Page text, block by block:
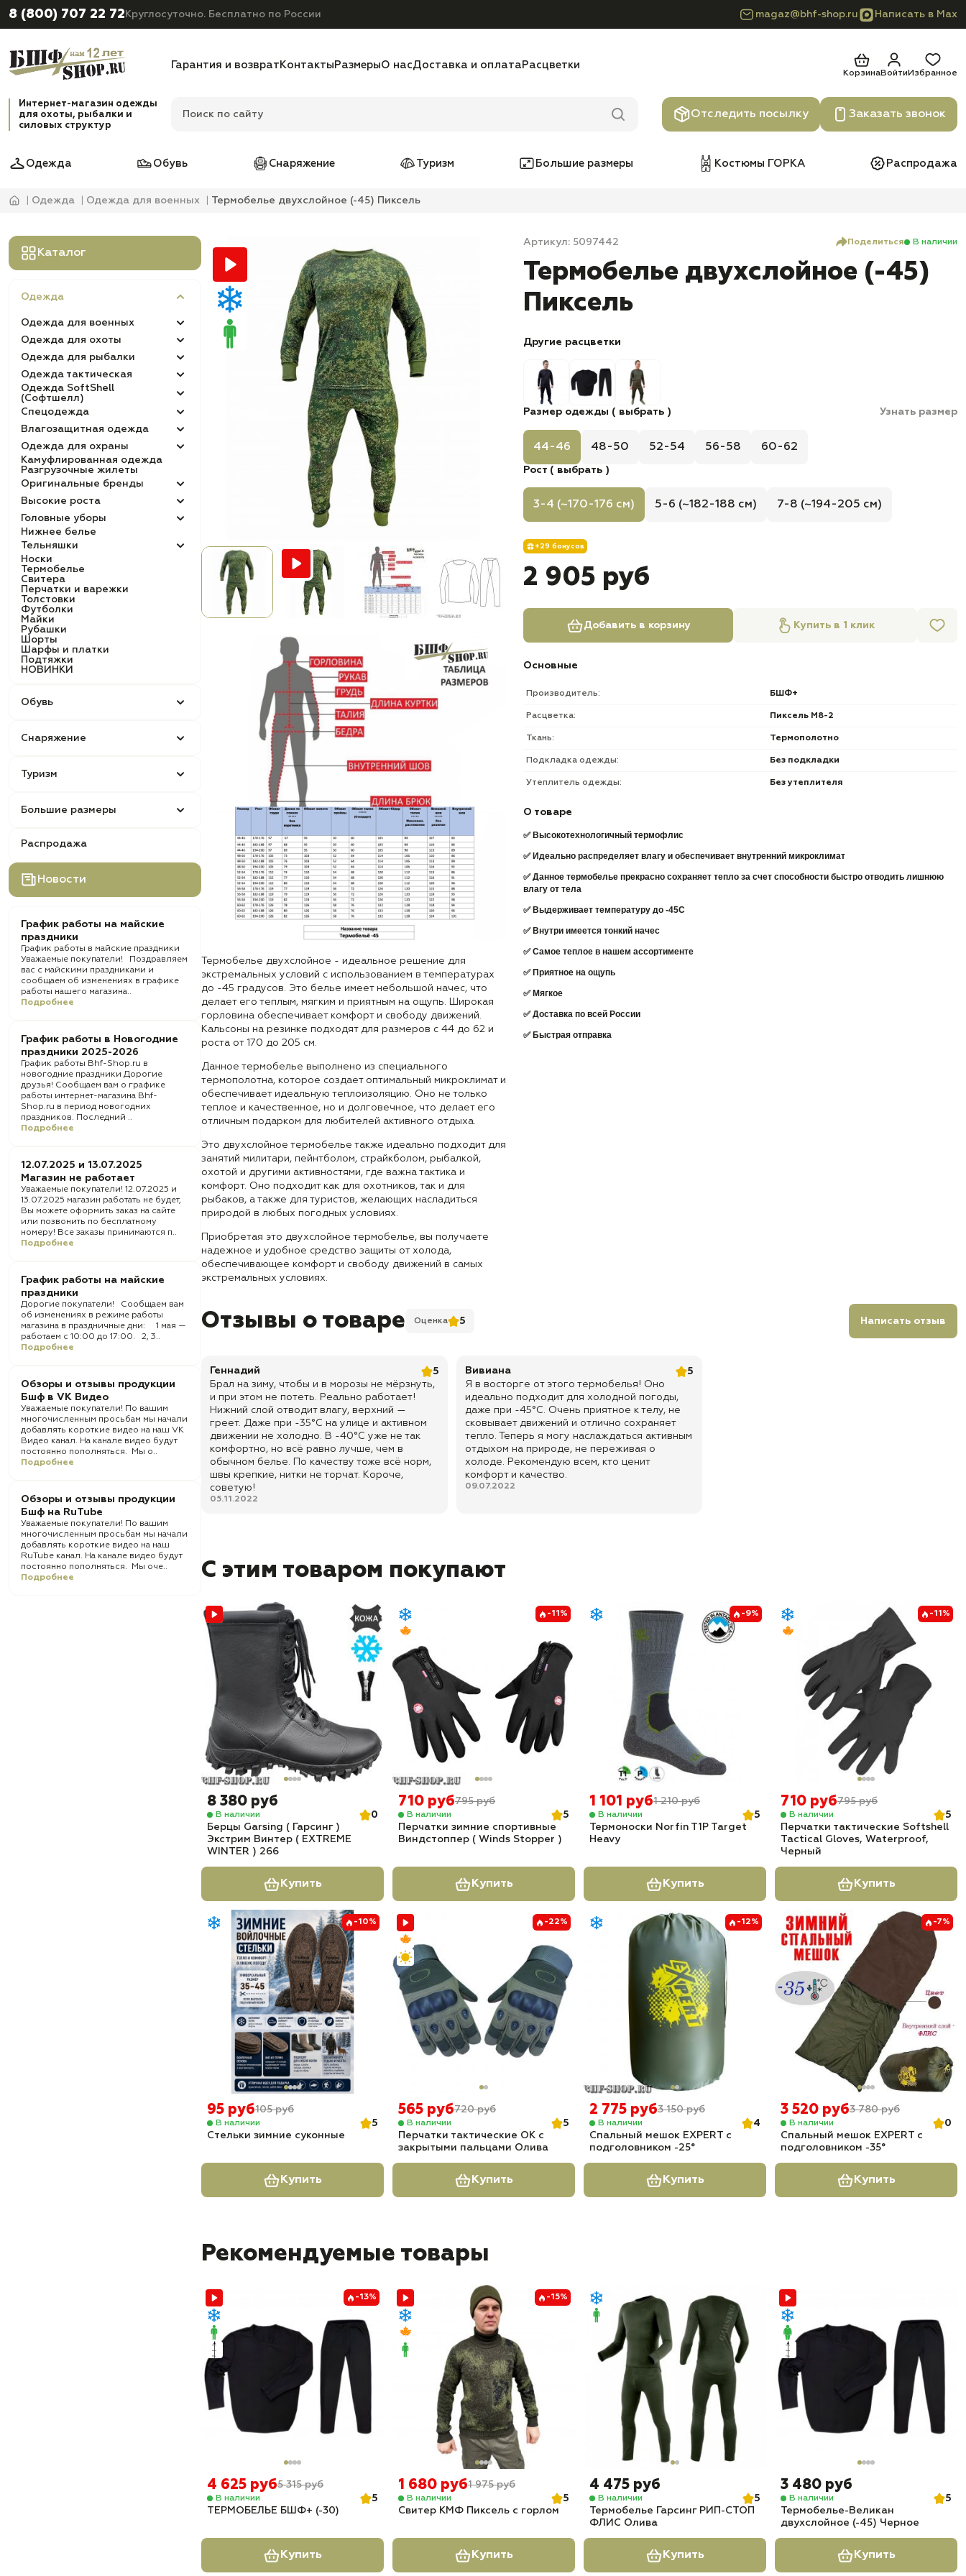
8 (800) 707 22 72 Круглосуточно. Бесплатно по России magaz@bhf-shop.ru Написать в Max
Гарантия и возврат Контакты РазмерыО насДоставка и оплата Расцветки
КорзинаВойти Избранное
Интернет-магазин одежды
для охоты, рыбалки и
силовых структур
Отследить посылку Заказать звонок
Одежда Обувь Снаряжение Туризм Большие размеры Костюмы ГОРКА Распродажа
Одежда Одежда для военных Термобелье двухслойное (-45) Пиксель
Каталог
Одежда
Одежда для военных
Одежда для охоты
Одежда для рыбалки
Одежда тактическая
Одежда SoftShell
(Софтшелл)
Спецодежда
Влагозащитная одежда
Одежда для охраны
Камуфлированная одежда
Разгрузочные жилеты
Оригинальные бренды
Высокие роста
Головные уборы
Нижнее белье
Тельняшки
Носки
Термобелье
Свитера
Перчатки и варежки
Толстовки
Футболки
Майки
Рубашки
Шорты
Шарфы и платки
Подтяжки
НОВИНКИ
Обувь
Снаряжение
Туризм
Большие размеры
Распродажа
Новости
График работы на майские
праздники
График работы в майские праздники
Уважаемые покупатели! Поздравляем
вас с майскими праздниками и
сообщаем об изменениях в графике
работы нашего магазина..
Подробнее
График работы в Новогодние
праздники 2025-2026
График работы Bhf-Shop.ru в
новогодние праздники Дорогие
друзья! Сообщаем вам о графике
работы интернет-магазина Bhf-
Shop.ru в период новогодних
праздников. Последний ..
Подробнее
12.07.2025 и 13.07.2025
Магазин не работает
Уважаемые покупатели! 12.07.2025 и
13.07.2025 магазин работать не будет,
Вы можете оформить заказ на сайте
или позвонить по бесплатному
номеру! Все заказы принимаются п..
Подробнее
График работы на майские
праздники
Дорогие покупатели! Сообщаем вам
об изменениях в режиме работы
магазина в праздничные дни: 1 мая —
работаем с 10:00 до 17:00. 2, 3..
Подробнее
Обзоры и отзывы продукции
Бшф в VK Видео
Уважаемые покупатели! По вашим
многочисленным просьбам мы начали
добавлять короткие видео на наш VK
Видео канал. На канале видео будут
постоянно пополняться. Мы о..
Подробнее
Обзоры и отзывы продукции
Бшф на RuTube
Уважаемые покупатели! По вашим
многочисленным просьбам мы начали
добавлять короткие видео на наш
RuTube канал. На канале видео будут
постоянно пополняться. Мы оче..
Подробнее
Термобелье двухслойное - идеальное решение для
экстремальных условий с использованием в температурах
до -45 градусов. Это белье имеет небольшой начес, что
делает его теплым, мягким и приятным на ощупь. Широкая
горловина обеспечивает комфорт и свободу движений.
Кальсоны на резинке подходят для размеров с 44 до 62 и
роста от 170 до 205 см.
Данное термобелье выполнено из специального
термополотна, которое создает оптимальный микроклимат и
обеспечивает идеальную теплоизоляцию. Оно не только
теплое и качественное, но и долговечное, что делает его
отличным подарком для любителей активного отдыха.
Это двухслойное термобелье также идеально подходит для
занятий милитари, пейнтболом, страйкболом, рыбалкой,
охотой и другими активностями, где важна тактика и
комфорт. Оно подходит как для охотников, так и для
рыбаков, а также для туристов, желающих насладиться
природой в любых погодных условиях.
Приобретая это двухслойное термобелье, вы получаете
надежное и удобное средство защиты от холода,
обеспечивающее комфорт и свободу движений в самых
экстремальных условиях.
Артикул: 5097442 Поделиться В наличии
Термобелье двухслойное (-45)
Пиксель
Другие расцветки
Размер одежды ( выбрать ) Узнать размер
44-46 48-50 52-54 56-58 60-62
Рост ( выбрать )
3-4 (~170-176 см) 5-6 (~182-188 см) 7-8 (~194-205 см)
+29 бонусов
2 905 руб
Добавить в корзину Купить в 1 клик
Основные
Производитель: БШФ+
Расцветка: Пиксель М8-2
Ткань: Термополотно
Подкладка одежды: Без подкладки
Утеплитель одежды: Без утеплителя
О товаре
✅ Высокотехнологичный термофлис
✅ Идеально распределяет влагу и обеспечивает внутренний микроклимат
✅ Данное термобелье прекрасно сохраняет тепло за счет способности быстро отводить лишнюю
влагу от тела
✅ Выдерживает температуру до -45С
✅ Внутри имеется тонкий начес
✅ Самое теплое в нашем ассортименте
✅ Приятное на ощупь
✅ Мягкое
✅ Доставка по всей России
✅ Быстрая отправка
Отзывы о товаре Оценка 5 Написать отзыв
Геннадий
5
Брал на зиму, чтобы и в морозы не мёрзнуть,
и при этом не потеть. Реально работает!
Нижний слой отводит влагу, верхний —
греет. Даже при -35°C на улице и активном
движении не холодно. В -40°C уже не так
комфортно, но всё равно лучше, чем в
обычном белье. По качеству тоже всё норм,
швы крепкие, нитки не торчат. Короче,
советую!
05.11.2022
Вивиана
5
Я в восторге от этого термобелья! Оно
идеально подходит для холодной погоды,
даже при -45°C. Очень приятное к телу, не
сковывает движений и отлично сохраняет
тепло. Теперь я могу наслаждаться активным
отдыхом на природе, не переживая о
холоде. Рекомендую всем, кто ценит
комфорт и качество.
09.07.2022
С этим товаром покупают
8 380 руб
В наличии
0
Берцы Garsing ( Гарсинг )
Экстрим Винтер ( EXTREME
WINTER ) 266
Купить
-11%
710 руб795 руб
В наличии
5
Перчатки зимние спортивные
Виндстоппер ( Winds Stopper )
Купить
-9%
1 101 руб1 210 руб
В наличии
5
Термоноски Norfin T1P Target
Heavy
Купить
-11%
710 руб795 руб
В наличии
5
Перчатки тактические Softshell
Tactical Gloves, Waterproof,
Черный
Купить
-10%
95 руб105 руб
В наличии
5
Стельки зимние суконные
Купить
-22%
565 руб720 руб
В наличии
5
Перчатки тактические OK с
закрытыми пальцами Олива
Купить
-12%
2 775 руб3 150 руб
В наличии
4
Спальный мешок EXPERT с
подголовником -25°
Купить
-7%
3 520 руб3 780 руб
В наличии
0
Спальный мешок EXPERT с
подголовником -35°
Купить
Рекомендуемые товары
-13%
4 625 руб5 315 руб
В наличии
5
ТЕРМОБЕЛЬЕ БШФ+ (-30)
Купить
-15%
1 680 руб1 975 руб
В наличии
5
Свитер КМФ Пиксель с горлом
Купить
4 475 руб
В наличии
5
Термобелье Гарсинг РИП-СТОП
ФЛИС Олива
Купить
3 480 руб
В наличии
5
Термобелье-Великан
двухслойное (-45) Черное
Купить